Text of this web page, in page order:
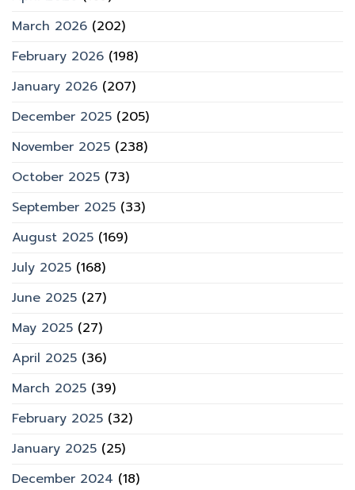
March 2026 (202)
February 2026 (198)
January 2026 (207)
December 2025 (205)
November 2025 (238)
October 2025 (73)
September 2025 (33)
August 2025 (169)
July 2025 (168)
June 2025 (27)
May 2025 (27)
April 2025 (36)
March 2025 (39)
February 2025 (32)
January 2025 (25)
December 2024 (18)